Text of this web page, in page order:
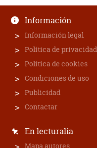
Información
Información legal
Política de privacidad
Política de cookies
Condiciones de uso
Publicidad
Contactar
En lecturalia
Mapa autores